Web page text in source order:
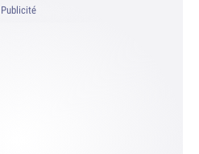
Publicité